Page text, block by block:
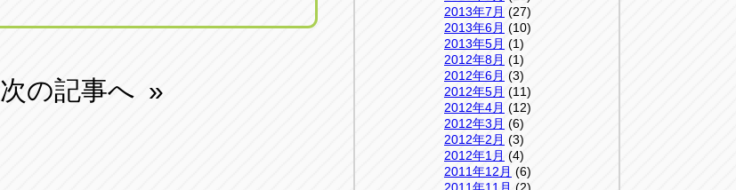
次の記事へ »
2013年7月 (27)
2013年6月 (10)
2013年5月 (1)
2012年8月 (1)
2012年6月 (3)
2012年5月 (11)
2012年4月 (12)
2012年3月 (6)
2012年2月 (3)
2012年1月 (4)
2011年12月 (6)